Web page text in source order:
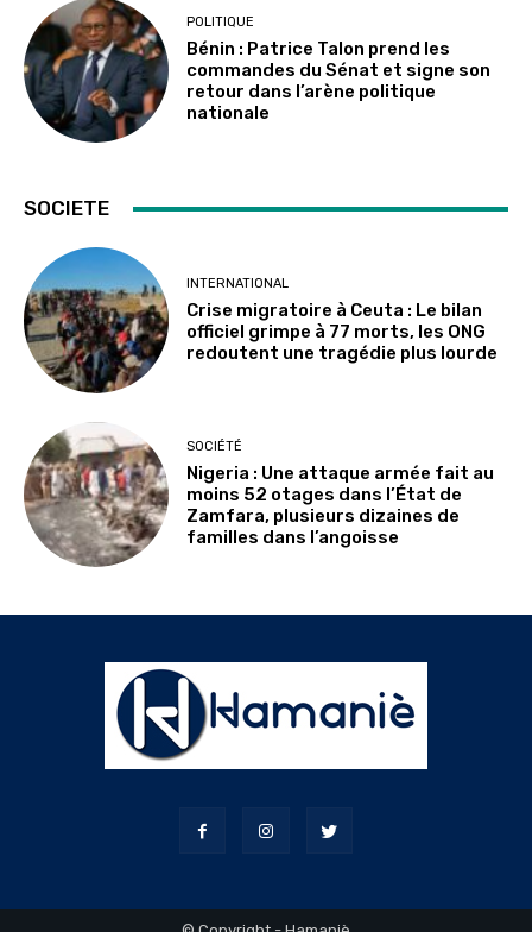
POLITIQUE
Bénin : Patrice Talon prend les
commandes du Sénat et signe son
retour dans l’arène politique
nationale
SOCIETE
INTERNATIONAL
Crise migratoire à Ceuta : Le bilan
officiel grimpe à 77 morts, les ONG
redoutent une tragédie plus lourde
SOCIÉTÉ
Nigeria : Une attaque armée fait au
moins 52 otages dans l’État de
Zamfara, plusieurs dizaines de
familles dans l’angoisse